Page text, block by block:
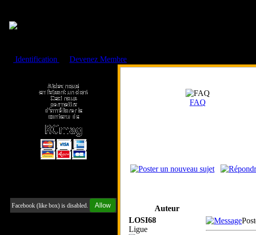
Identification
Devenez Membre
Facebook (like box) is disabled. Allow
FAQ
Auteur
LOSI68
Ligue